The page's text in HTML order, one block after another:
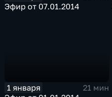
Эфир от 07.01.2014
1 января
21 мин